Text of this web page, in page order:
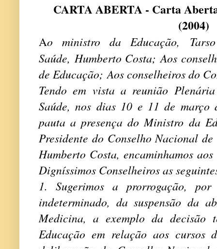
CARTA ABERTA - Carta
(2004)
Ao ministro da Educação,
Saúde, Humberto Costa;Aos
de Educação; Aos conselheiros do
Tendo em vista a reunião
Saúde, nos dias 10 e 11 de março
pauta a presença do Ministro da
Presidente do Conselho Nacional
Humberto Costa, encaminhamos
Digníssimos Conselheiros as
1. Sugerimos a prorrogação,
indeterminado, da suspensão da
Medicina, a exemplo da decisão
Educação em relação aos